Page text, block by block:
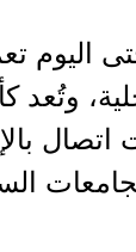
ومنذ ذلك الحين
وتُعد
يزيد عن 80 مركزًا، و 4